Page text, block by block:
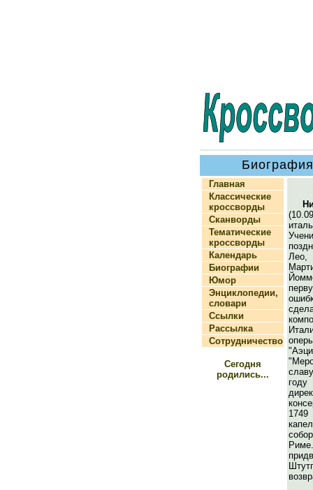
Главная
Классические
кроссворды
Сканворды
Тематические
кроссворды
Календарь
Биографии
Юмор
Энциклопедии,
словари
Ссылки
Рассылка
Сотрудничество
Сегодня
родились...